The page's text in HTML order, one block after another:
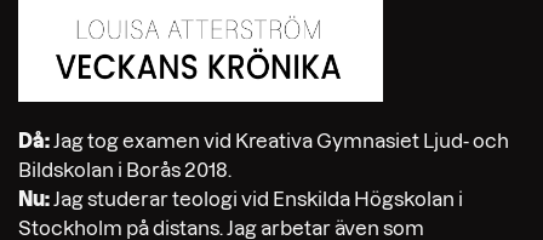
Då:Jag tog examen vid Kreativa Gymnasiet Ljud- och
Bildskolan i Borås 2018.
Nu:Jag studerar teologi vid Enskilda Högskolan i
Stockholm på distans. Jag arbetar även som